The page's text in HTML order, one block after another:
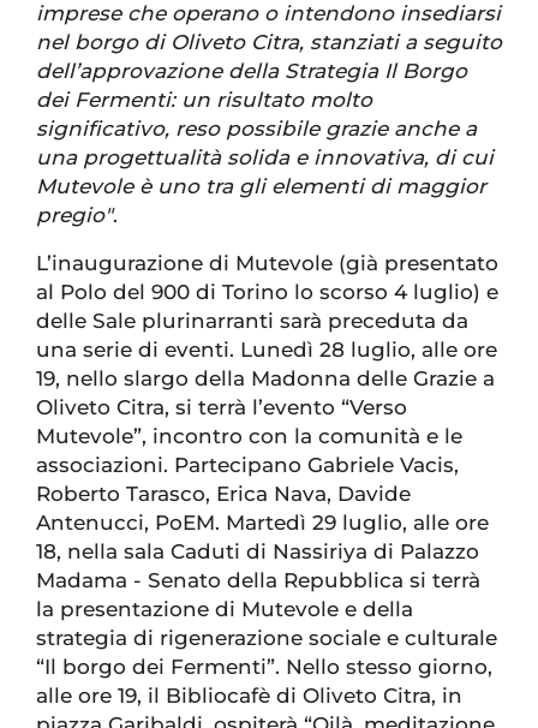
imprese che operano o intendono insediarsi
nel borgo di Oliveto Citra, stanziati a seguito
dell’approvazione della Strategia Il Borgo
dei Fermenti: un risultato molto
significativo, reso possibile grazie anche a
una progettualità solida e innovativa, di cui
Mutevole è uno tra gli elementi di maggior
pregio".
L’inaugurazione di Mutevole (già presentato
al Polo del 900 di Torino lo scorso 4 luglio) e
delle Sale plurinarranti sarà preceduta da
una serie di eventi. Lunedì 28 luglio, alle ore
19, nello slargo della Madonna delle Grazie a
Oliveto Citra, si terrà l’evento “Verso
Mutevole”, incontro con la comunità e le
associazioni. Partecipano Gabriele Vacis,
Roberto Tarasco, Erica Nava, Davide
Antenucci, PoEM. Martedì 29 luglio, alle ore
18, nella sala Caduti di Nassiriya di Palazzo
Madama - Senato della Repubblica si terrà
la presentazione di Mutevole e della
strategia di rigenerazione sociale e culturale
“Il borgo dei Fermenti”. Nello stesso giorno,
alle ore 19, il Bibliocafè di Oliveto Citra, in